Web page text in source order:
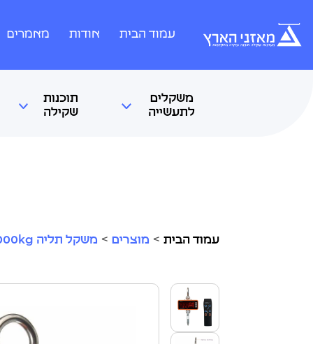
עמוד הבית אודות מאמרים
משקלים
לתעשייה
תוכנות
שקילה
עמוד הבית > מוצרים > משקל תליה 1000kg